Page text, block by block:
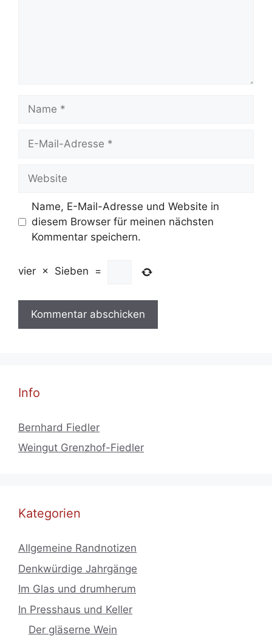
Mail-
Name, E-Mail-Adresse und Website in
diesem Browser für meinen nächsten
Kommentar speichern.
vier × Sieben =
Info
Bernhard Fiedler
Weingut Grenzhof-Fiedler
Kategorien
Allgemeine Randnotizen
Denkwürdige Jahrgänge
Im Glas und drumherum
In Presshaus und Keller
Der gläserne Wein